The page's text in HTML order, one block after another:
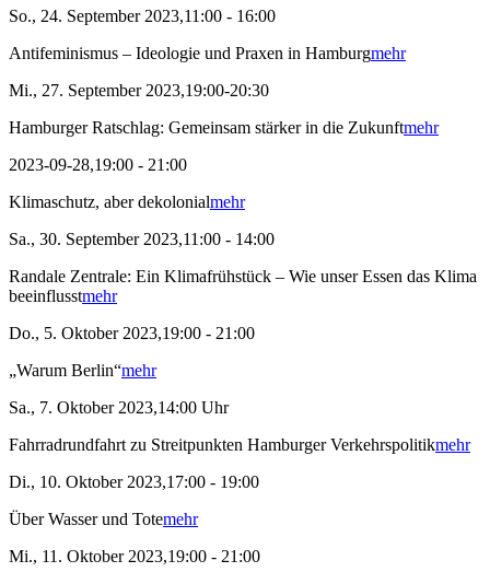
So., 24. September 2023,11:00 - 16:00
Antifeminismus – Ideologie und Praxen in Hamburgmehr
Mi., 27. September 2023,19:00-20:30
Hamburger Ratschlag: Gemeinsam stärker in die Zukunftmehr
2023-09-28,19:00 - 21:00
Klimaschutz, aber dekolonialmehr
Sa., 30. September 2023,11:00 - 14:00
Randale Zentrale: Ein Klimafrühstück – Wie unser Essen das Klima
beeinflusstmehr
Do., 5. Oktober 2023,19:00 - 21:00
„Warum Berlin“mehr
Sa., 7. Oktober 2023,14:00 Uhr
Fahrradrundfahrt zu Streitpunkten Hamburger Verkehrspolitikmehr
Di., 10. Oktober 2023,17:00 - 19:00
Über Wasser und Totemehr
Mi., 11. Oktober 2023,19:00 - 21:00